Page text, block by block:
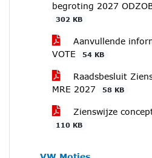
begroting 2027
302 KB
Aanvullende
VOTE
54 KB
Raadsbesluit
MRE 2027
58 KB
Zienswijze
110 KB